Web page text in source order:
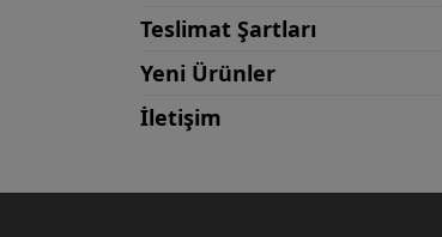
Teslimat Şartları
Yeni Ürünler
İletişim